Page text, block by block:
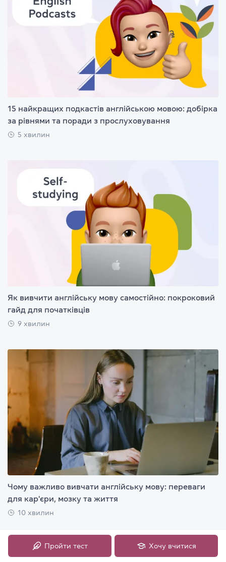
15 найкращих подкастів англійською мовою: добірка
за рівнями та поради з прослуховування
5 хвилин
Як вивчити англійську мову самостійно: покроковий
гайд для початківців
9 хвилин
Чому важливо вивчати англійську мову: переваги
для кар'єри, мозку та життя
10 хвилин
Пройти тест Хочу вчитися